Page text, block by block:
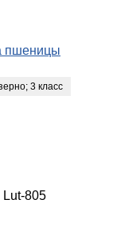
пшеницы
; 3 класс
805